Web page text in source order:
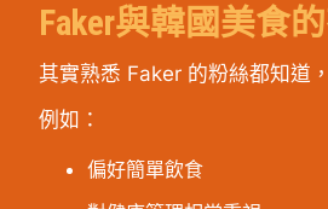
Faker與韓國美食
其實熟悉 Faker 的粉絲都知道
例如：
偏好簡單飲食